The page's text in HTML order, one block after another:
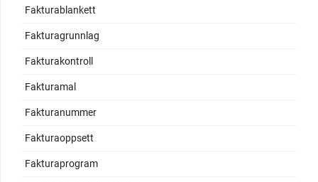
Fakturablankett
Fakturagrunnlag
Fakturakontroll
Fakturamal
Fakturanummer
Fakturaoppsett
Fakturaprogram